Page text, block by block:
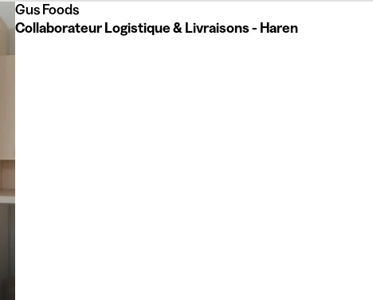
Gus Foods
Collaborateur Logistique & Livraisons - Haren